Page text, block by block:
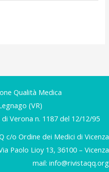
Qualità Medica
(VR)
Verona n. 1187 del 12/12/95
c/o Ordine dei Medici di Vicenza
Paolo Lioy 13, 36100 – Vicenza
mail: info@rivistaqq.org